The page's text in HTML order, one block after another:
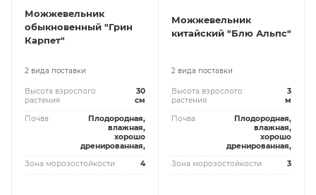
Можжевельник
обыкновенный "Грин
Карпет"
2 вида поставки
Высота взрослого
растения
30
см
Почва
Плодородная,
влажная,
хорошо
дренированная,
Зона морозостойкости
4
Можжевельник
китайский "Блю Альпс"
2 вида поставки
Высота взрослого
растения
3
м
Почва
Плодородная,
влажная,
хорошо
дренированная,
Зона морозостойкости
3